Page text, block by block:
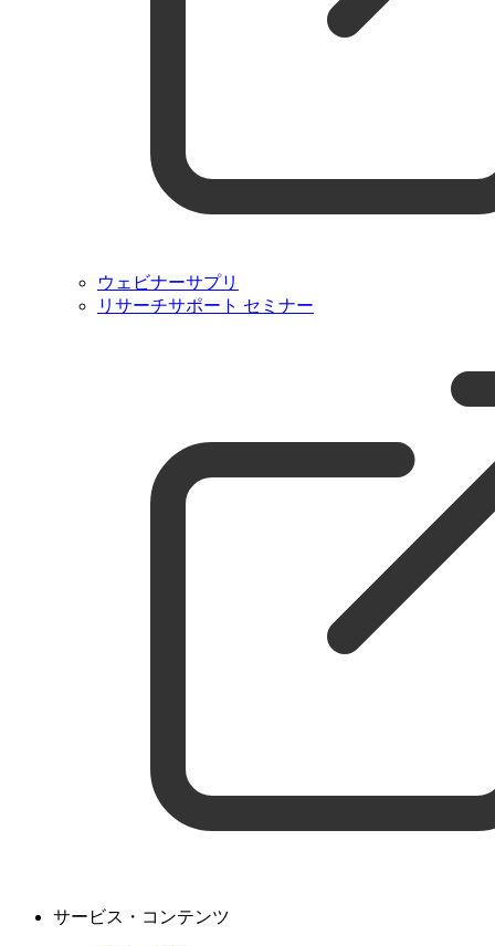
ウェビナーサプリ
リサーチサポート セミナー
サービス・コンテンツ